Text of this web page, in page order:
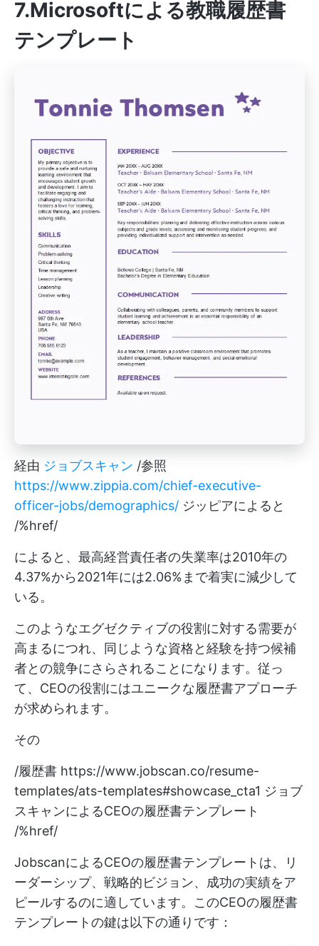
7.Microsoftによる教職履歴書
テンプレート
経由 ジョブスキャン /参照
https://www.zippia.com/chief-executive-
officer-jobs/demographics/ ジッピアによると
/%href/
によると、最高経営責任者の失業率は2010年の
4.37%から2021年には2.06%まで着実に減少して
いる。
このようなエグゼクティブの役割に対する需要が
高まるにつれ、同じような資格と経験を持つ候補
者との競争にさらされることになります。従っ
て、CEOの役割にはユニークな履歴書アプローチ
が求められます。
その
/履歴書 https://www.jobscan.co/resume-
templates/ats-templates#showcase_cta1 ジョブ
スキャンによるCEOの履歴書テンプレート
/%href/
JobscanによるCEOの履歴書テンプレートは、リ
ーダーシップ、戦略的ビジョン、成功の実績をア
ピールするのに適しています。このCEOの履歴書
テンプレートの鍵は以下の通りです：